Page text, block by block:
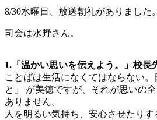
8/30水曜日、放送朝礼がありました。
司会は水野さん。
1.「温かい思いを伝えよう。」校長
ことばは生活になくてはならない。
と」 が美徳ですが、それが思いの
ありません。
人を明るい気持ち、安心させたり